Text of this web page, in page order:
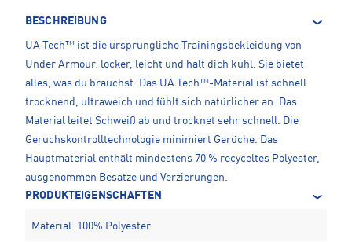
BESCHREIBUNG
UA Tech™ ist die ursprüngliche Trainingsbekleidung von
Under Armour: locker, leicht und hält dich kühl. Sie bietet
alles, was du brauchst. Das UA Tech™-Material ist schnell
trocknend, ultraweich und fühlt sich natürlicher an. Das
Material leitet Schweiß ab und trocknet sehr schnell. Die
Geruchskontrolltechnologie minimiert Gerüche. Das
Hauptmaterial enthält mindestens 70 % recyceltes Polyester,
ausgenommen Besätze und Verzierungen.
PRODUKTEIGENSCHAFTEN
Material: 100% Polyester